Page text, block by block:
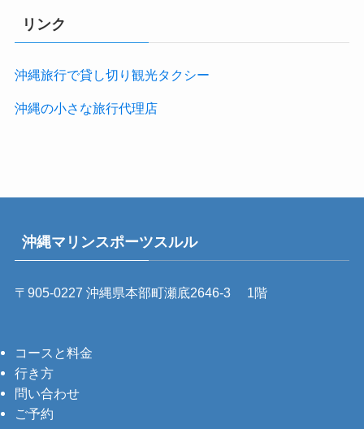
リンク
沖縄旅行で貸し切り観光タクシー
沖縄の小さな旅行代理店
沖縄マリンスポーツスルル
〒905-0227 沖縄県本部町瀬底2646-3 1階
コースと料金
行き方
問い合わせ
ご予約